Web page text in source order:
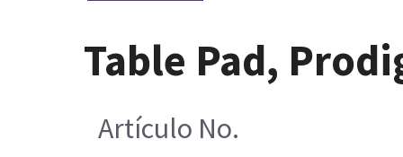
Table Pad,
Artículo No.